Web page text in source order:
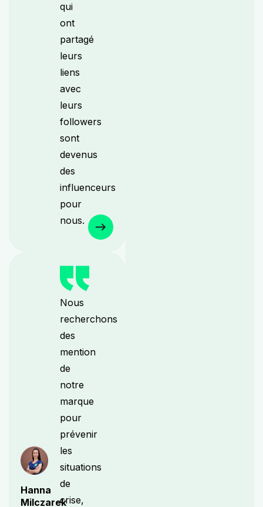
qui
ont
partagé
leurs
liens
avec
leurs
followers
sont
devenus
des
influenceurs
pour
nous.
Hanna
Milczarek
Nous
recherchons
des
mention
de
notre
marque
pour
prévenir
les
situations
de
crise,